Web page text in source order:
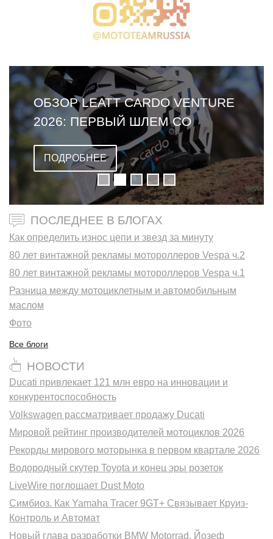
ОБЗОР LEATT CARDO VENTURE
2026: ПЕРВЫЙ ШЛЕМ СО
ВСТРОЕННОЙ ГАРНИТУРОЙ
ПОДРОБНЕЕ
ПОСЛЕДНЕЕ В БЛОГАХ
Как определить износ цепи и звезд за минуту
80 лет винтажной рекламы мотороллеров Vespa ч.2
80 лет винтажной рекламы мотороллеров Vespa ч.1
Разница между мотоциклетным и автомобильным
маслом
Фото
Все блоги
НОВОСТИ
Ducati привлекает 121 млн евро на инновации и
конкурентоспособность
Volkswagen рассматривает продажу Ducati
Мировой рейтинг производителей мотоциклов 2026
Рекорды мирового моторынка в первом квартале 2026
Водородный скутер Toyota и конец эры розеток
LiveWire поглощает Dust Moto
Симбиоз. Как Yamaha Tracer 9GT+ Связывает Круиз-
Контроль и Автомат
Новый глава разработки BMW Motorrad. Йозеф